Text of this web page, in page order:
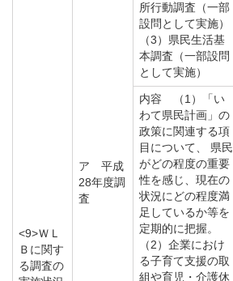
<9>ＷＬ
Ｂに関す
る調査の
ア 平成
28年度調
査
所行動調査（一部
設問として実施）
（3）県民生活基
本調査（一部設問
として実施）
内容 （1）「い
わて県民計画」の
政策に関連する項
目について、 県民
がどの程度の重要
性を感じ、現在の
状況にどの程度満
足しているか等を
定期的に把握。
（2）企業におけ
る子育て支援の取
組や育児・介護休